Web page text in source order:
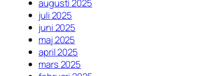
augusti 2025
juli 2025
juni 2025
maj 2025
april 2025
mars 2025